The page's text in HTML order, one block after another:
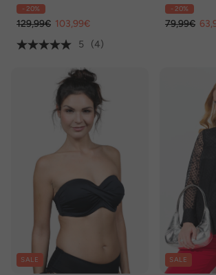
Ausschnitt, 3/4-Arm
- 20%
129,99€ 103,99€
5
(4)
Tankini
- 20%
79,99€
SALE SALE